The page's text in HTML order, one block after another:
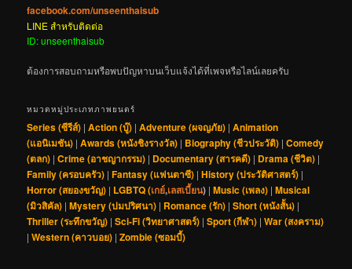
facebook.com/unseenthaisub
LINE สำหรับติดต่อ
ID: unseenthaisub
ต้องการสอบถามหรือพบปัญหาบนเว็บแจ้งได้ที่เพจหรือไลน์เลยครับ
หมวดหมู่ประเภทภาพยนตร์
Series (ซีรีส์) |Action (บู๊) |Adventure (ผจญภัย) |Animation
(แอนิเมชัน) |Awards (หนังชิงรางวัล) | Biography (ชีวประวัติ) |Comedy
(ตลก) |Crime (อาชญากรรม) | Documentary (สารคดี) | Drama (ชีวิต) |
Family (ครอบครัว) |Fantasy (แฟนตาซี) |History (ประวัติศาสตร์) |
Horror (สยองขวัญ) | LGBTQ (เกย์,เลสเบี้ยน) |Music (เพลง) |Musical
(มิวสิคัล) |Mystery (ปมปริศนา) | Romance (รัก) |Short (หนังสั้น) |
Thriller (ระทึกขวัญ) |Sci-Fi (วิทยาศาสตร์) |Sport (กีฬา) |War (สงคราม)
|Western (คาวบอย) |Zombie (ซอมบี้)